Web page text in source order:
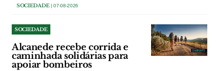
SOCIEDADE| 07-08-2026
SOCIEDADE
Alcanede recebe corrida e
caminhada solidárias para
apoiar bombeiros